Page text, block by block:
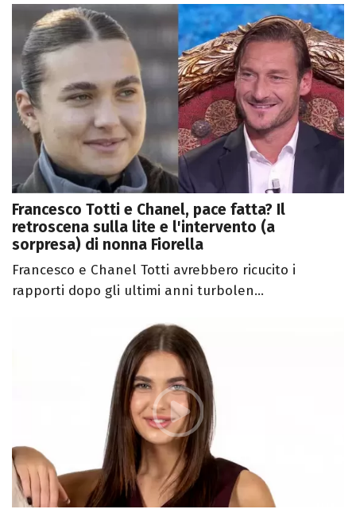
Francesco Totti e Chanel, pace fatta? Il
retroscena sulla lite e l'intervento (a
sorpresa) di nonna Fiorella
Francesco e Chanel Totti avrebbero ricucito i
rapporti dopo gli ultimi anni turbolen...